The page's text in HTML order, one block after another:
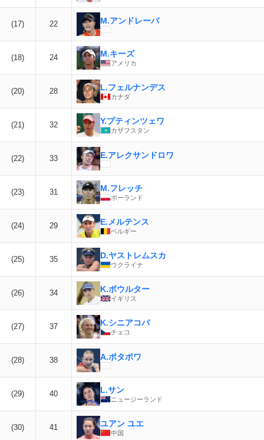
(17) 22 M.アンドレーバ
(18) 24 M.キーズ
アメリカ
(20) 28 L.フェルナンデス
カナダ
(21) 32 Y.プティンツェワ
カザフスタン
(22) 33 E.アレクサンドロワ
(23) 31 M.フレッチ
ポーランド
(24) 29 E.メルテンス
ベルギー
(25) 35 D.ヤストレムスカ
ウクライナ
(26) 34 K.ボウルター
イギリス
(27) 37 K.シニアコバ
チェコ
(28) 38 A.ポタポワ
(29) 40 L.サン
ニュージーランド
(30) 41 ユアン ユエ
中国